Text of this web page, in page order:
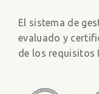
El sistema de
evaluado y
de los requisitos